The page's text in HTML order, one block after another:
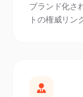
ブランド化さ
トの権威リン